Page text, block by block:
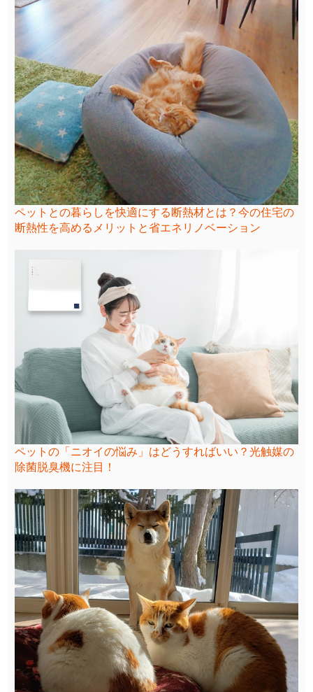
ペットとの暮らしを快適にする断熱材とは？今の住宅の
断熱性を高めるメリットと省エネリノベーション
ペットの「ニオイの悩み」はどうすればいい？光触媒の
除菌脱臭機に注目！